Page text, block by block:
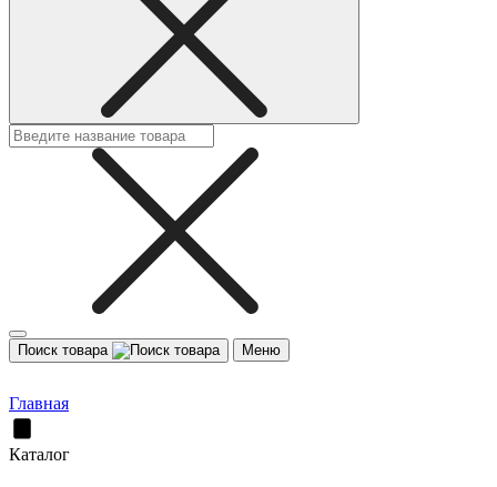
Поиск товара Меню
Главная
Каталог